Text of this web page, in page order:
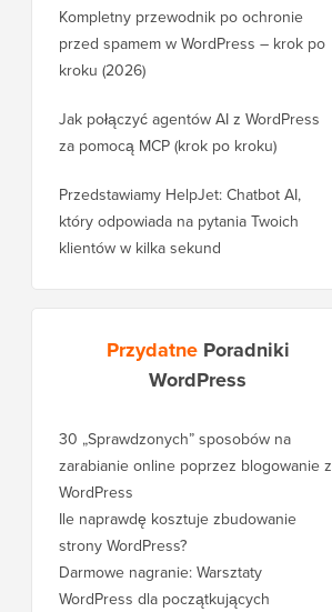
Kompletny przewodnik po ochronie
przed spamem w WordPress – krok po
kroku (2026)
Jak połączyć agentów AI z WordPress
za pomocą MCP (krok po kroku)
Przedstawiamy HelpJet: Chatbot AI,
który odpowiada na pytania Twoich
klientów w kilka sekund
Przydatne Poradniki
WordPress
30 „Sprawdzonych” sposobów na
zarabianie online poprzez blogowanie z
WordPress
Ile naprawdę kosztuje zbudowanie
strony WordPress?
Darmowe nagranie: Warsztaty
WordPress dla początkujących